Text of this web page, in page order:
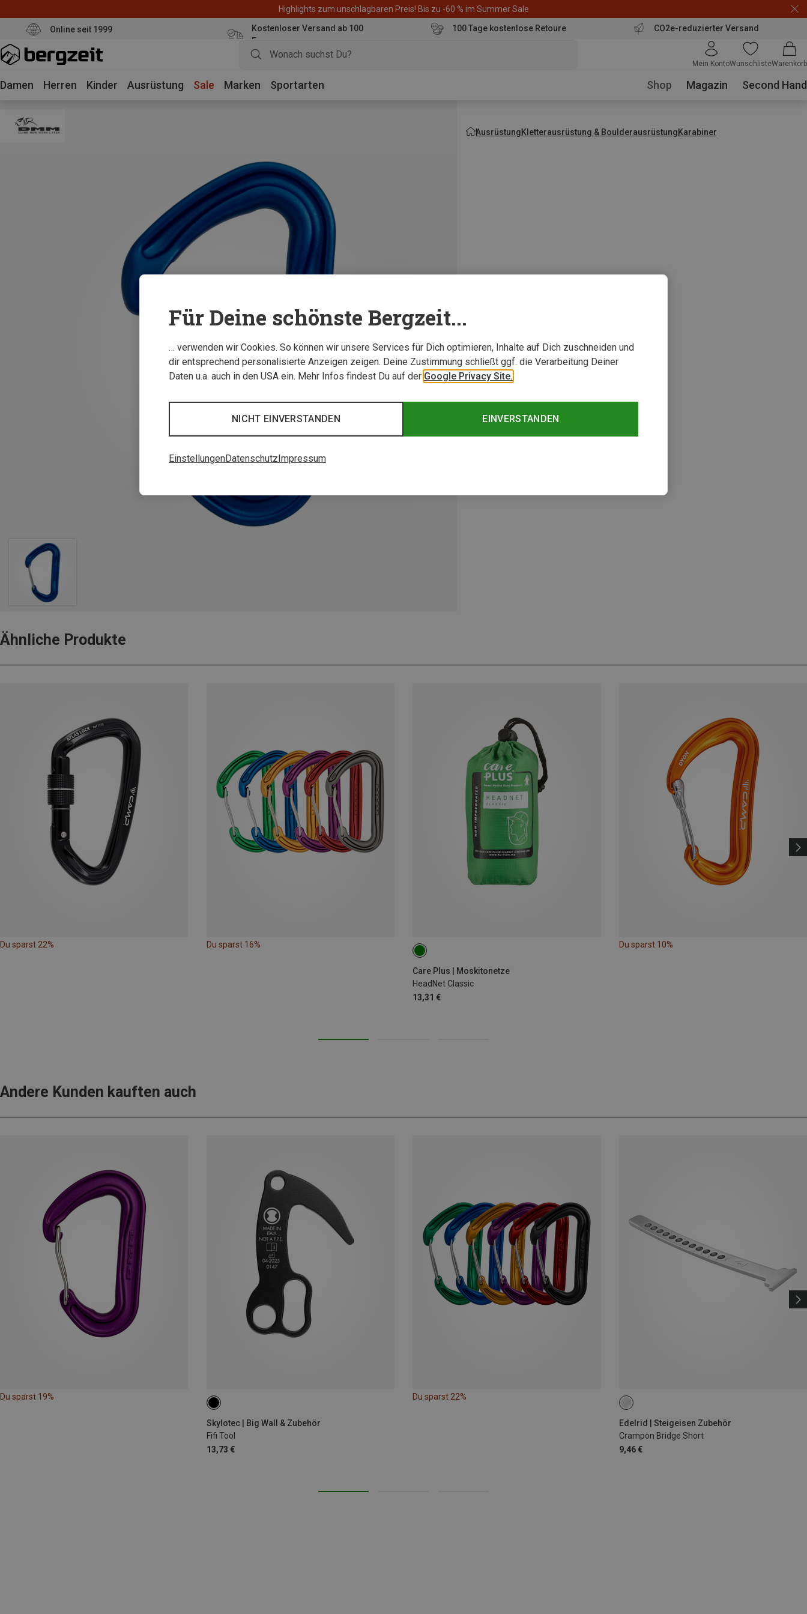
Highlights zum unschlagbaren Preis! Bis zu -60 % im Summer Sale
Online seit 1999
Kostenloser Versand ab 100
Euro
100 Tage kostenlose Retoure CO2e-reduzierter Versand
Mein KontoWunschlisteWarenkorb
Damen Herren Kinder Ausrüstung Sale Marken Sportarten Shop Magazin Second Hand
AusrüstungKletterausrüstung & BoulderausrüstungKarabiner
Ähnliche Produkte
Du sparst 22% Du sparst 16%
Care Plus | Moskitonetze
HeadNet Classic
13,31 €
Du sparst 10%
Andere Kunden kauften auch
Du sparst 19%
Skylotec | Big Wall & Zubehör
Fifi Tool
13,73 €
Du sparst 22%
Edelrid | Steigeisen Zubehör
Crampon Bridge Short
9,46 €
Für Deine schönste Bergzeit...
… verwenden wir Cookies. So können wir unsere Services für Dich optimieren, Inhalte auf Dich zuschneiden und
dir entsprechend personalisierte Anzeigen zeigen. Deine Zustimmung schließt ggf. die Verarbeitung Deiner
Daten u.a. auch in den USA ein. Mehr Infos findest Du auf der Google Privacy Site.
EINVERSTANDEN
NICHT EINVERSTANDEN
EinstellungenDatenschutz Impressum